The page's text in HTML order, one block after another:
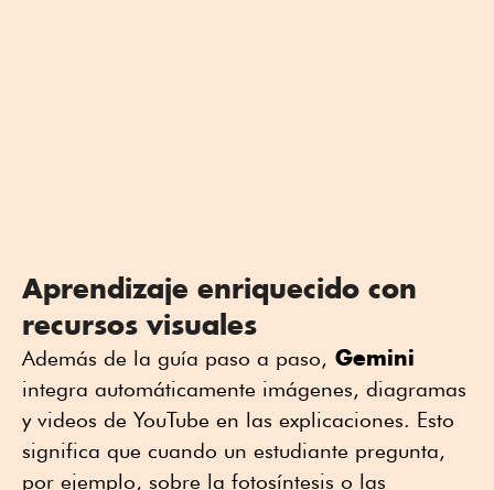
Aprendizaje enriquecido con
recursos visuales
Además de la guía paso a paso, Gemini
integra automáticamente imágenes, diagramas
y videos de YouTube en las explicaciones. Esto
significa que cuando un estudiante pregunta,
por ejemplo, sobre la fotosíntesis o las